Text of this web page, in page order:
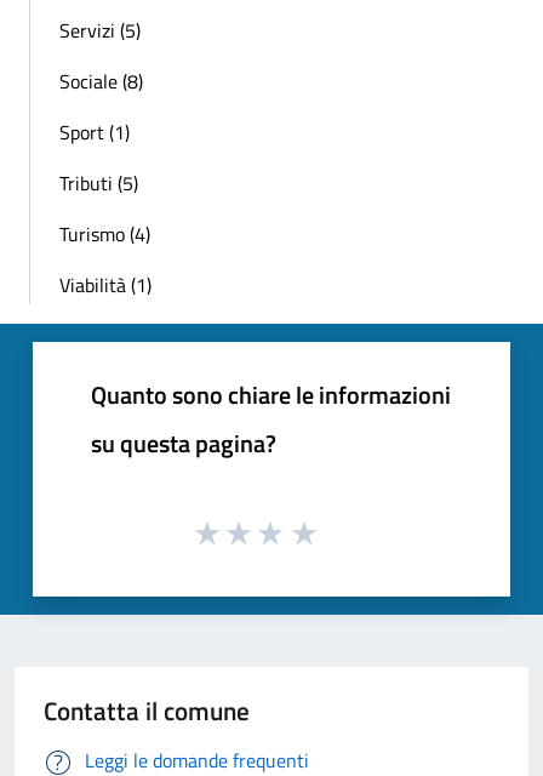
Servizi (5)
Sociale (8)
Sport (1)
Tributi (5)
Turismo (4)
Viabilità (1)
Quanto sono chiare le informazioni
su questa pagina?
Contatta il comune
Leggi le domande frequenti